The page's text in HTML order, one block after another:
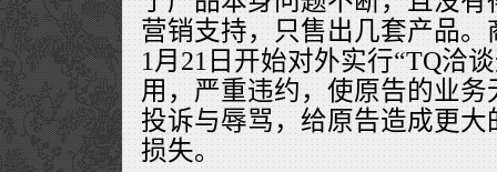
营销支持，只售出几套产品。
1月21日开始对外实行“TQ洽
用，严重违约，使原告的业
投诉与辱骂，给原告造成更
损失。